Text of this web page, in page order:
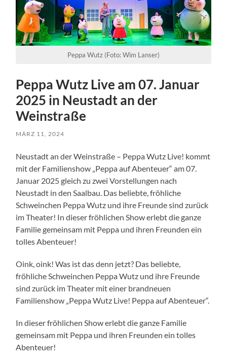
Peppa Wutz (Foto: Wim Lanser)
Peppa Wutz Live am 07. Januar
2025 in Neustadt an der
Weinstraße
MÄRZ 11, 2024
Neustadt an der Weinstraße – Peppa Wutz Live! kommt
mit der Familienshow „Peppa auf Abenteuer“ am 07.
Januar 2025 gleich zu zwei Vorstellungen nach
Neustadt in den Saalbau. Das beliebte, fröhliche
Schweinchen Peppa Wutz und ihre Freunde sind zurück
im Theater! In dieser fröhlichen Show erlebt die ganze
Familie gemeinsam mit Peppa und ihren Freunden ein
tolles Abenteuer!
Oink, oink! Was ist das denn jetzt? Das beliebte,
fröhliche Schweinchen Peppa Wutz und ihre Freunde
sind zurück im Theater mit einer brandneuen
Familienshow „Peppa Wutz Live! Peppa auf Abenteuer“.
In dieser fröhlichen Show erlebt die ganze Familie
gemeinsam mit Peppa und ihren Freunden ein tolles
Abenteuer!